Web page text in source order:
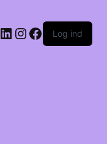
LinkedIn
Instagram
Facebook
Log ind